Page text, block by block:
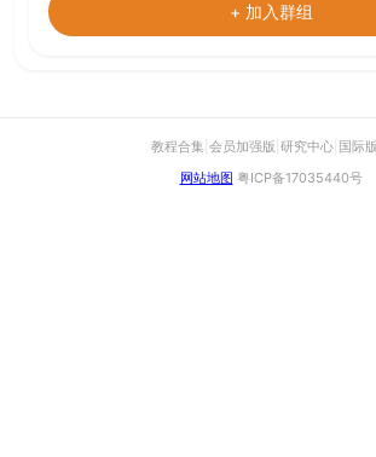
+ 加入群组
教程合集| 会员加强版 研究中心| 国际
网站地图 粤ICP备17035440号